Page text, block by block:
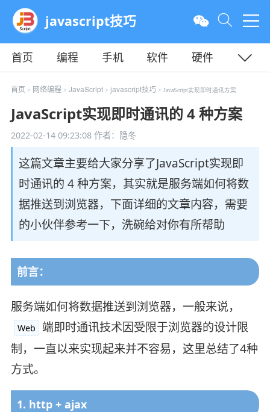
javascript技巧
首页 编程 手机 软件
硬件
教程
平面 服务器
首页 > 网络编程 > JavaScript> javascript技巧 > JavaScript实现即时通讯方案
JavaScript实现即时通讯的 4 种方案
2022-02-14 09:23:08作者：隐冬
这篇文章主要给大家分享了JavaScript实现即
时通讯的 4 种方案，其实就是服务端如何将数
据推送到浏览器，下面详细的文章内容，需要
的小伙伴参考一下，洗碗给对你有所帮助
前言：
服务端如何将数据推送到浏览器，一般来说，
Web
端即时通讯技术因受限于浏览器的设计限
制，一直以来实现起来并不容易，这里总结了4种
方式。
1. http + ajax